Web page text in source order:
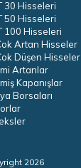
30 Hisseleri
50 Hisseleri
100 Hisseleri
Artan Hisseler
Düşen Hisseler
Artanlar
Kapanışlar
Borsaları
2026